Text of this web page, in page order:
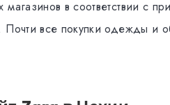
магазинов в соответствии с
Почти все покупки одежды и